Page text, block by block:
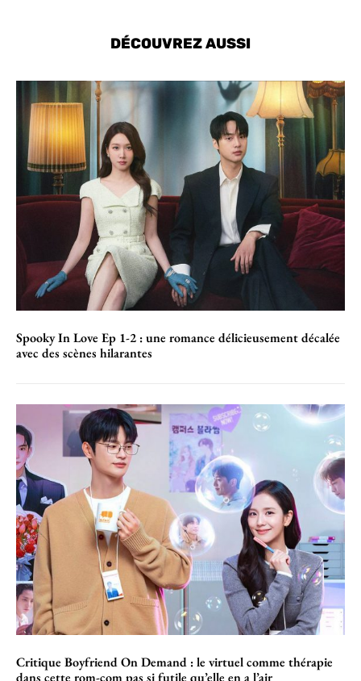
DÉCOUVREZ AUSSI
Spooky In Love Ep 1-2 : une romance délicieusement décalée
avec des scènes hilarantes
Critique Boyfriend On Demand : le virtuel comme thérapie
dans cette rom-com pas si futile qu’elle en a l’air